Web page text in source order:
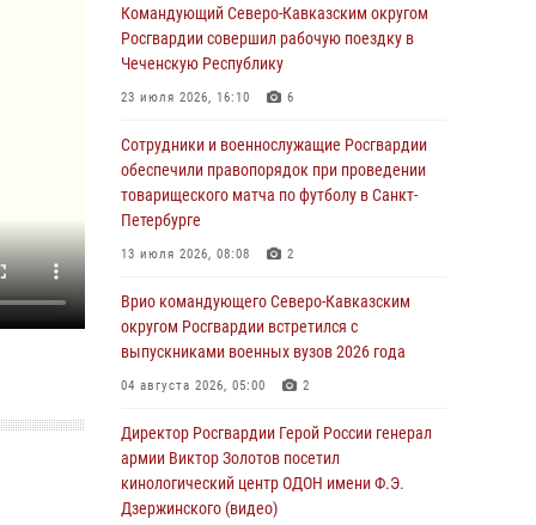
охраняемый объект через крышу (видео)
07 августа 2026, 08:04 1
Для подразделений Росгвардии,
военной операции, переданы специальные
автомобили
07 августа 2026, 07:53 4
При содействии СОБР Росгвардии в
подозреваемые в коммерческом подкупе
(видео)
07 августа 2026, 07:51 1
Жукова округа Росгвардии по служебно-
боевой стрельбе
07 августа 2026, 07:45 9
Командующий Северо-Кавказским округом
Росгвардии совершил рабочую поездку в
Чеченскую Республику
23 июля 2026, 16:10 6
Сотрудники и военнослужащие Росгвардии
обеспечили правопорядок при проведении
товарищеского матча по футболу в Санкт-
Петербурге
13 июля 2026, 08:08 2
Врио командующего Северо-Кавказским
округом Росгвардии встретился с
выпускниками военных вузов 2026 года
04 августа 2026, 05:00 2
Директор Росгвардии Герой России генерал
армии Виктор Золотов посетил
кинологический центр ОДОН имени Ф.Э.
Дзержинского (видео)